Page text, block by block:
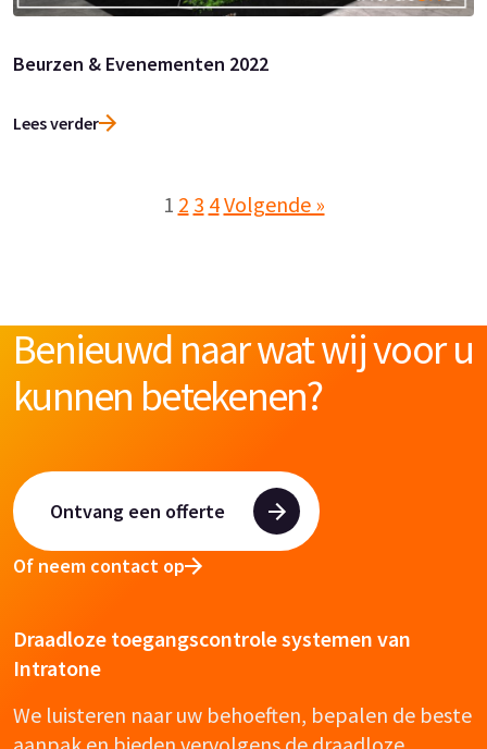
Beurzen & Evenementen 2022
Lees verder
1 2 3 4Volgende »
Benieuwd naar wat wij voor u
kunnen betekenen?
Ontvang een offerte
Of neem contact op
Draadloze toegangscontrole systemen van
Intratone
We luisteren naar uw behoeften, bepalen de beste